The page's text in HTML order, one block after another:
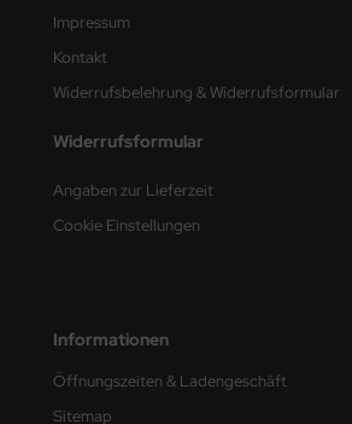
Impressum
Kontakt
Widerrufsbelehrung & Widerrufsformular
Widerrufsformular
Angaben zur Lieferzeit
Cookie Einstellungen
Informationen
Öffnungszeiten & Ladengeschäft
Sitemap
Hobbies
Nunu
Lights